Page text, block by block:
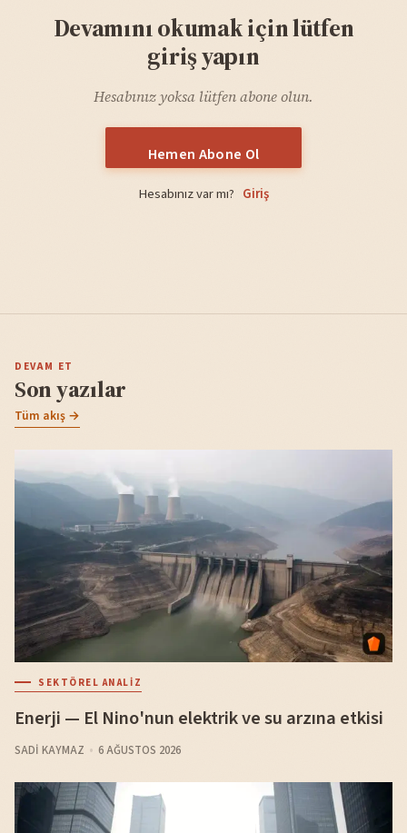
Devamını okumak için lütfen
giriş yapın
Hesabınız yoksa lütfen abone olun.
Hemen Abone Ol
Hesabınız var mı? Giriş
DEVAM ET
Son yazılar
Tüm akış →
SEKTÖREL ANALIZ
Enerji — El Nino'nun elektrik ve su arzına etkisi
SADI KAYMAZ 6 AĞUSTOS 2026